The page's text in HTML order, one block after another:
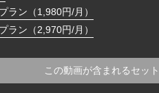
ラン（1,980円/月）
ラン（2,970円/月）
この動画が含まれるセット